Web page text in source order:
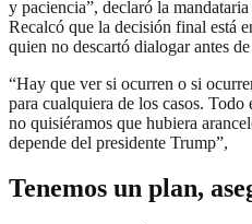
y paciencia”, declaró la
Recalcó que la decisión final está
quien no descartó dialogar antes
“Hay que ver si ocurren o si
para cualquiera de los casos.
no quisiéramos que hubiera
depende del presidente Trump”,
Tenemos un plan,